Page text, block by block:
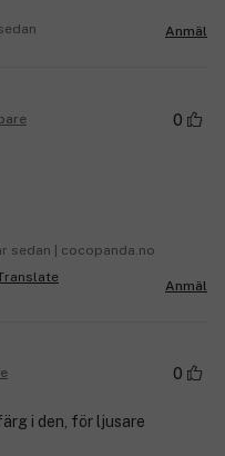
Anmäl
0
sedan | cocopanda.no
Anmäl
0
i den, för ljusare